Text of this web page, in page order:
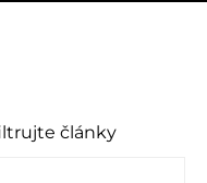
články